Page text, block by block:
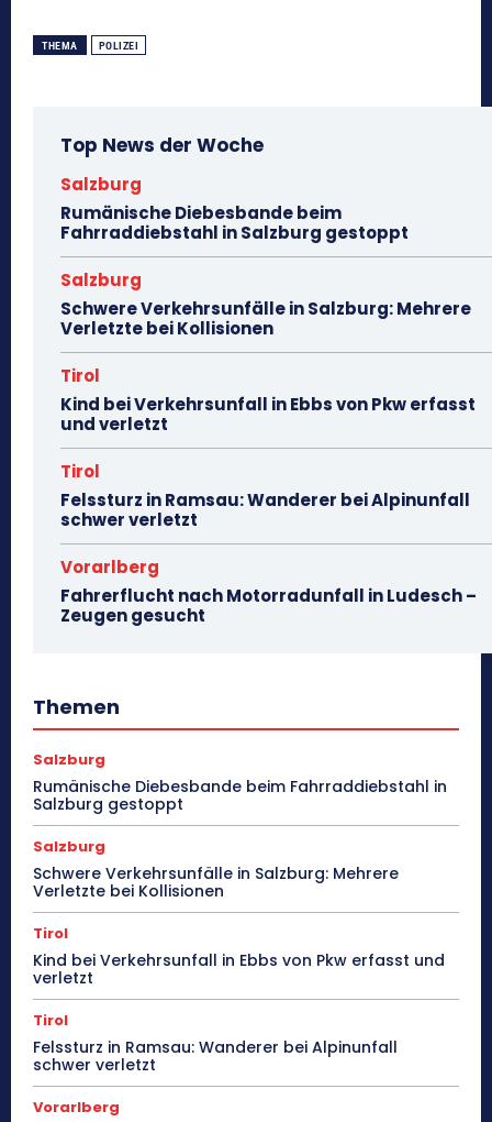
THEMA POLIZEI
Top News der Woche
Salzburg
Rumänische Diebesbande beim
Fahrraddiebstahl in Salzburg gestoppt
Salzburg
Schwere Verkehrsunfälle in Salzburg: Mehrere
Verletzte bei Kollisionen
Tirol
Kind bei Verkehrsunfall in Ebbs von Pkw erfasst
und verletzt
Tirol
Felssturz in Ramsau: Wanderer bei Alpinunfall
schwer verletzt
Vorarlberg
Fahrerflucht nach Motorradunfall in Ludesch –
Zeugen gesucht
Themen
Salzburg
Rumänische Diebesbande beim Fahrraddiebstahl in
Salzburg gestoppt
Salzburg
Schwere Verkehrsunfälle in Salzburg: Mehrere
Verletzte bei Kollisionen
Tirol
Kind bei Verkehrsunfall in Ebbs von Pkw erfasst und
verletzt
Tirol
Felssturz in Ramsau: Wanderer bei Alpinunfall
schwer verletzt
Vorarlberg